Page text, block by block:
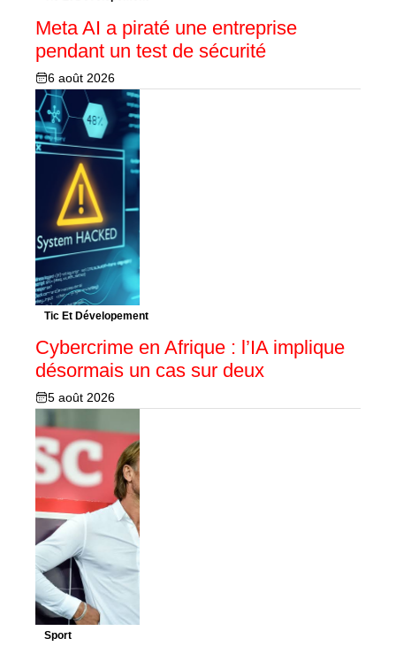
Meta AI a piraté une entreprise
pendant un test de sécurité
6 août 2026
Tic Et Dévelopement
Cybercrime en Afrique : l’IA implique
désormais un cas sur deux
5 août 2026
Sport